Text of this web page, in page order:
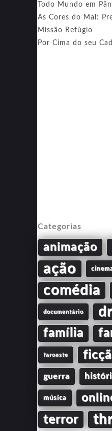
Todo Mundo em
As Cores do Mal:
Missão Refúgio
Por Cima do seu
Categorias
animação
ação
comédia
documentário
família
faroeste
guerra
música
terror